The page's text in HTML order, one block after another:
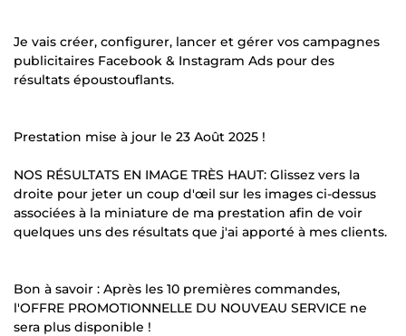
Je vais créer, configurer, lancer et gérer vos campagnes
publicitaires Facebook & Instagram Ads pour des
résultats époustouflants.
Prestation mise à jour le 23 Août 2025 !
NOS RÉSULTATS EN IMAGE TRÈS HAUT: Glissez vers la
droite pour jeter un coup d'œil sur les images ci-dessus
associées à la miniature de ma prestation afin de voir
quelques uns des résultats que j'ai apporté à mes clients.
Bon à savoir : Après les 10 premières commandes,
l'OFFRE PROMOTIONNELLE DU NOUVEAU SERVICE ne
sera plus disponible !